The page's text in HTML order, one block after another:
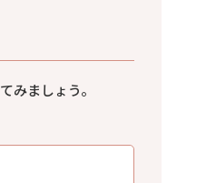
みましょう。